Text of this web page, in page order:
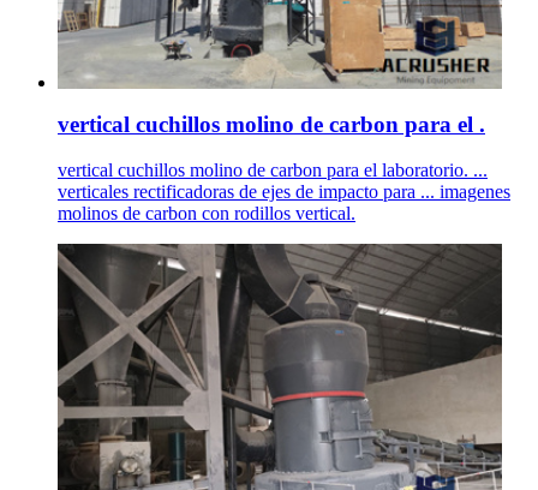
vertical cuchillos molino de carbon para el .
vertical cuchillos molino de carbon para el laboratorio. ...
verticales rectificadoras de ejes de impacto para ... imagenes
molinos de carbon con rodillos vertical.